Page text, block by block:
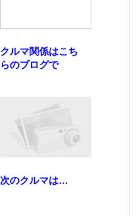
クルマ関係はこち
らのブログで
次のクルマは…